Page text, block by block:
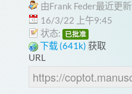
由Frank Feder最近更新
16/3/22 上午9:45
状态: 已批准
下载 (641k) 获取
URL